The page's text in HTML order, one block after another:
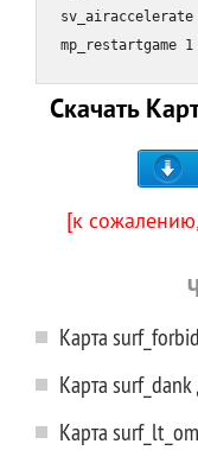
sv_airaccelerate
mp_restartgame 1
Скачать
[к
Карта
Карта surf_dank
Карта